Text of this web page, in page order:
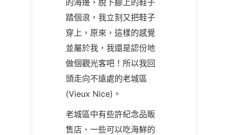
的海邊，脫下腳上的鞋子
踏個浪，我立刻又把鞋子
穿上，原來，這樣的感覺
並屬於我，我還是認份地
做個觀光客吧！所以我回
頭走向不遠處的老城區
(Vieux Nice)。
老城區中有些許紀念品販
售店、一些可以吃海鮮的